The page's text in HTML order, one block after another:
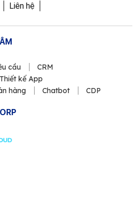
Liên hệ
cầu
CRM
Thiết kế App
hàng
Chatbot CDP